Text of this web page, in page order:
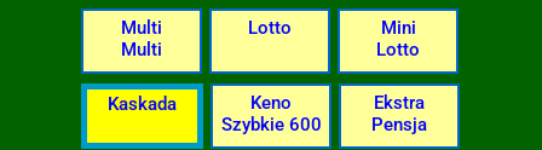
Multi
Multi
Lotto
Mini
Lotto
Kaskada
Keno
Szybkie 600
Ekstra
Pensja